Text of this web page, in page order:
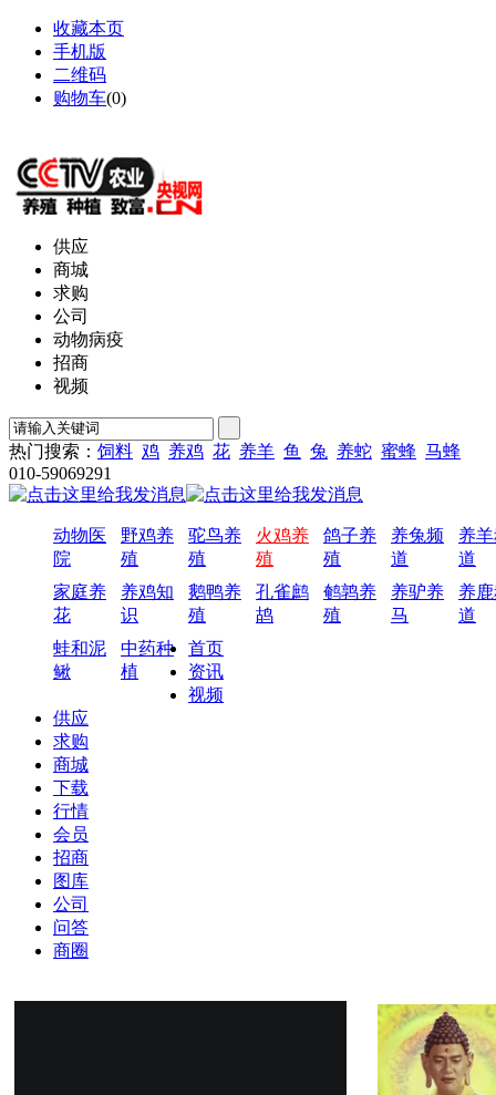
收藏本页
手机版
二维码
购物车(0)
供应
商城
求购
公司
动物病疫
招商
视频
热门搜索： 饲料 鸡 养鸡 花 养羊 鱼 兔 养蛇 蜜蜂 马蜂
010-59069291
动物医
院
野鸡养
殖
驼鸟养
殖
火鸡养
殖
鸽子养
殖
养兔频
道
养
道
家庭养
花
养鸡知
识
鹅鸭养
殖
孔雀鹧
鸪
鹌鹑养
殖
养驴养
马
养
道
蛙和泥
鳅
中药种
植
首页
资讯
视频
供应
求购
商城
下载
行情
会员
招商
图库
公司
问答
商圈